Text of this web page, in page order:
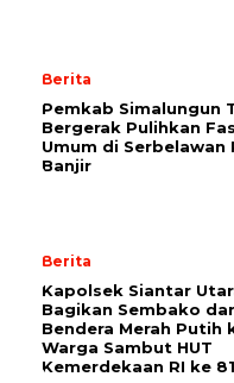
Berita
Pemkab Simalungun
Bergerak Pulihkan
Umum di Serbelawan
Banjir
Berita
Kapolsek Siantar
Bagikan Sembako
Bendera Merah Putih
Warga Sambut HUT
Kemerdekaan RI ke 81